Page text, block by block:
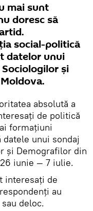
mai sunt
doresc să
social-politică
datelor unui
și
absolută a
de politică
formațiuni
unui sondaj
și Demografilor din
iunie — 7 iulie.
interesați de
au
deloc.